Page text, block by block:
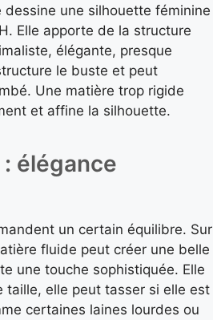
dessine une silhouette féminine
Elle apporte de la structure
élégante, presque
le buste et peut
Une matière trop rigide
et affine la silhouette.
élégance
un certain équilibre. Sur
fluide peut créer une belle
une touche sophistiquée. Elle
elle peut tasser si elle est
certaines laines lourdes ou